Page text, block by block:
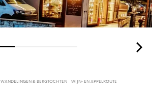
WANDELINGEN & BERGTOCHTEN WIJN- EN APPELROUTE